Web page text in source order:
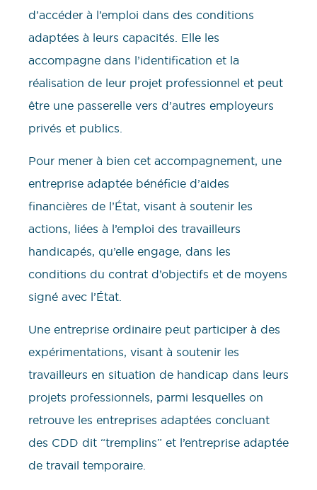
d’accéder à l’emploi dans des conditions
adaptées à leurs capacités. Elle les
accompagne dans l’identification et la
réalisation de leur projet professionnel et peut
être une passerelle vers d’autres employeurs
privés et publics.
Pour mener à bien cet accompagnement, une
entreprise adaptée bénéficie d’aides
financières de l’État, visant à soutenir les
actions, liées à l’emploi des travailleurs
handicapés, qu’elle engage, dans les
conditions du contrat d’objectifs et de moyens
signé avec l’État.
Une entreprise ordinaire peut participer à des
expérimentations, visant à soutenir les
travailleurs en situation de handicap dans leurs
projets professionnels, parmi lesquelles on
retrouve les entreprises adaptées concluant
des CDD dit “tremplins” et l’entreprise adaptée
de travail temporaire.